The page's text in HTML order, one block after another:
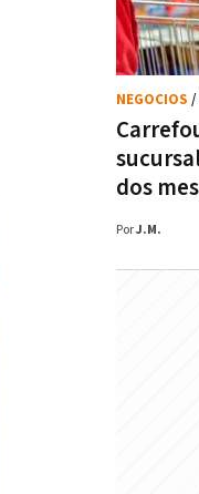
dos
NEGOCIOS /
PorJ.M.